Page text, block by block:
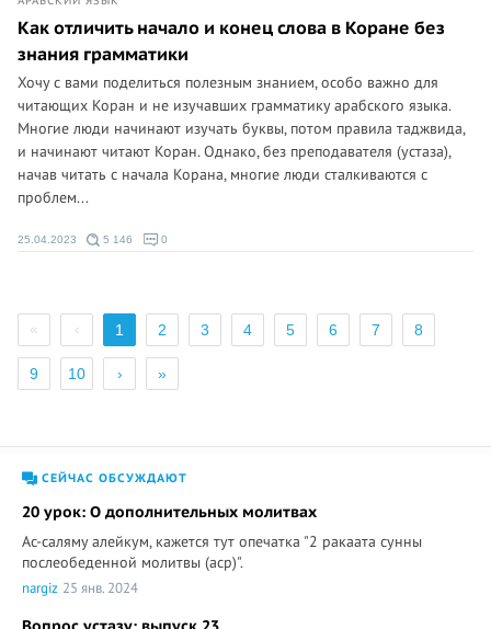
Как отличить начало и конец слова в Коране без
знания грамматики
Хочу с вами поделиться полезным знанием, особо важно для
читающих Коран и не изучавших грамматику арабского языка.
Многие люди начинают изучать буквы, потом правила таджвида,
и начинают читают Коран. Однако, без преподавателя (устаза),
начав читать с начала Корана, многие люди сталкиваются с
проблем...
25.04.2023 5 146 0
« ‹ 1 2 3 4 5 6 7 8
9 10 › »
СЕЙЧАС ОБСУЖДАЮТ
20 урок: О дополнительных молитвах
Ас-саляму алейкум, кажется тут опечатка "2 ракаата сунны
послеобеденной молитвы (аср)".
nargiz 25 янв. 2024